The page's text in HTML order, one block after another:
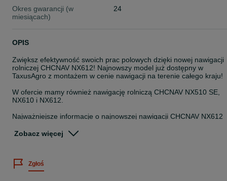
Okres gwarancji (w
miesiącach)
24
OPIS
Zwiększ efektywność swoich prac polowych dzięki nowej nawigacji
rolniczej CHCNAV NX612! Najnowszy model już dostępny w
TaxusAgro z montażem w cenie nawigacji na terenie całego kraju!
W ofercie mamy również nawigację rolniczą CHCNAV NX510 SE,
NX610 i NX612.
Najważniejsze informacje o najnowszej nawigacji CHCNAV NX612
trudnych warunkach
ekran dotykowy
- Intuicyjne oprogramowanie AgNav – obsługa wielu typów
Zobacz więcej
Zgłoś